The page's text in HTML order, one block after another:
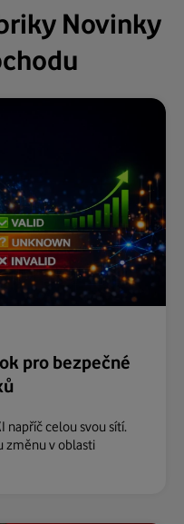
Novinky
pro bezpečné
napříč celou svou sítí.
změnu v oblasti